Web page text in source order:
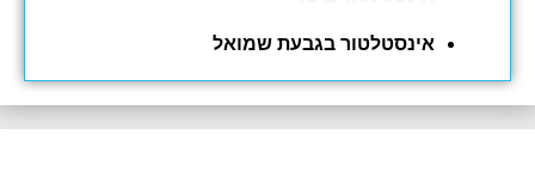
אינסטלטור בגבעת שמואל